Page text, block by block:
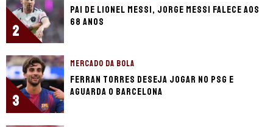
2
Pai de Lionel Messi, Jorge Messi falece aos
68 anos
3
MERCADO DA BOLA
Ferran Torres deseja jogar no PSG e
aguarda o Barcelona